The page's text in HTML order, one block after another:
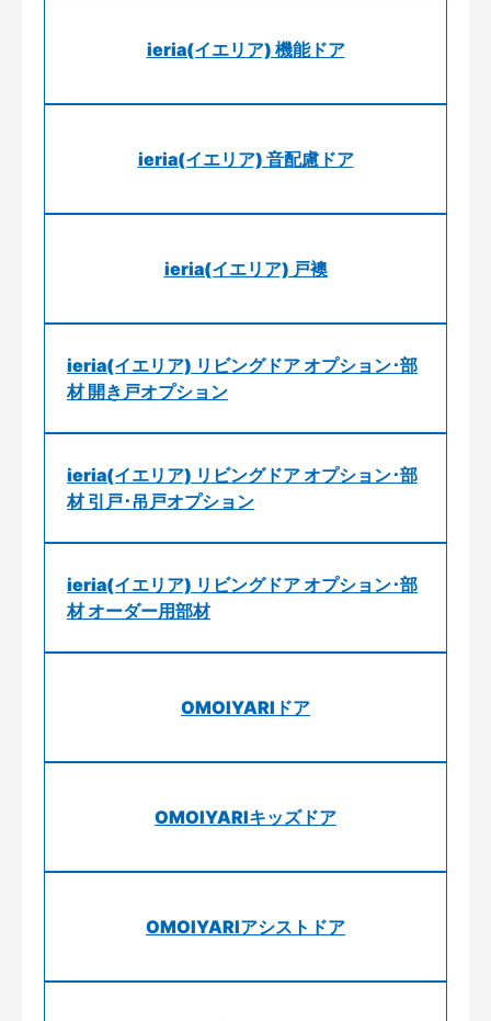
ieria(イエリア) 機能ドア
ieria(イエリア) 音配慮ドア
ieria(イエリア) 戸襖
ieria(イエリア) リビングドア オプション･部
材 開き戸オプション
ieria(イエリア) リビングドア オプション･部
材 引戸･吊戸オプション
ieria(イエリア) リビングドア オプション･部
材 オーダー用部材
OMOIYARIドア
OMOIYARIキッズドア
OMOIYARIアシストドア